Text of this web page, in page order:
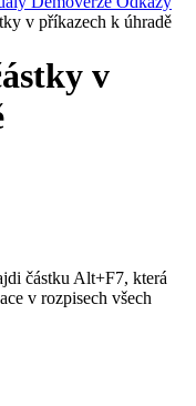
v příkazech k úhradě
v
částku Alt+F7, která
v rozpisech všech